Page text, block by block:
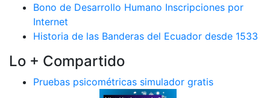
Bono de Desarrollo Humano Inscripciones por
Internet
Historia de las Banderas del Ecuador desde 1533
Lo + Compartido
Pruebas psicométricas simulador gratis